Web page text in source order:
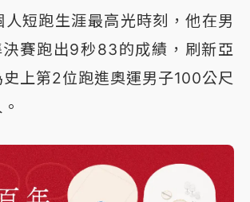
人短跑生涯最高光時刻，他在男
賽跑出9秒83的成績，刷新亞
上第2位跑進奧運男子100公尺